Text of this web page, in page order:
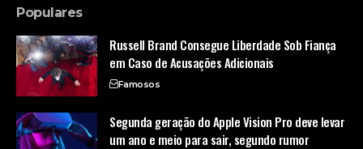
Populares
Russell Brand Consegue Liberdade Sob Fiança
em Caso de Acusações Adicionais
Famosos
Segunda geração do Apple Vision Pro deve levar
um ano e meio para sair, segundo rumor